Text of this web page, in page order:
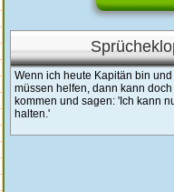
Wenn ich heute Kapitän bin
müssen helfen, dann kann
kommen und sagen: 'Ich kann
halten.'